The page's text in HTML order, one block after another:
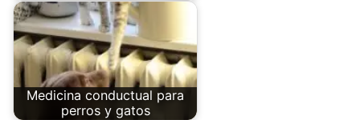
Medicina conductual para
perros y gatos